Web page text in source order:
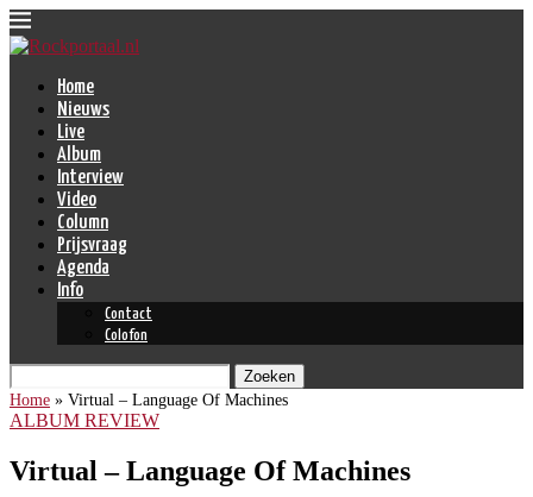
Home
Nieuws
Live
Album
Interview
Video
Column
Prijsvraag
Agenda
Info
Contact
Colofon
Zoeken
Home » Virtual – Language Of Machines
ALBUM REVIEW
Virtual – Language Of Machines